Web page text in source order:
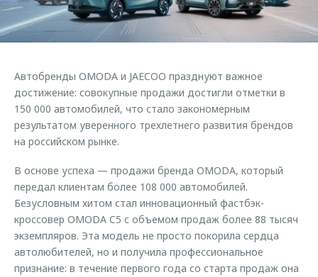
Страхование
Кредитный калькулятор
Одежда и сувениры
Оригинальные аксессуары
Запчасти
Калькулятор трейд-ин
Клиентская поддержка
O&J Автоклуб
Приложение O&J
Одежда и сувениры
Оригинальные аксессуары
Запчасти
Обратная связь
Автобренды OMODA и JAECOO празднуют важное
достижение: совокупные продажи достигли отметки в
150 000 автомобилей, что стало закономерным
результатом уверенного трехлетнего развития брендов
на российском рынке.
В основе успеха — продажи бренда OMODA, который
передал клиентам более 108 000 автомобилей.
Безусловным хитом стал инновационный фастбэк-
кроссовер OMODA C5 с объемом продаж более 88 тысяч
экземпляров. Эта модель не просто покорила сердца
автолюбителей, но и получила профессиональное
признание: в течение первого года со старта продаж она